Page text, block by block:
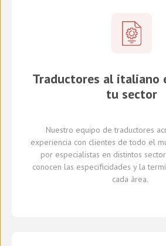
Traductores al italiano
tu sector
Nuestro equipo de traductores
experiencia con clientes de todo el
por especialistas en distintos
conocen las especificidades y la
cada área.